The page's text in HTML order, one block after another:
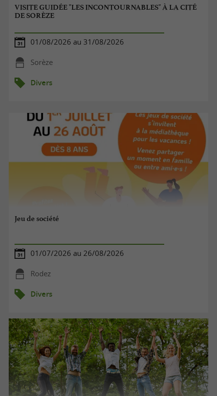
VISITE GUIDÉE "LES INCONTOURNABLES" À LA CITÉ
DE SORÈZE
01/08/2026 au 31/08/2026
Sorèze
Divers
Jeu de société
01/07/2026 au 26/08/2026
Rodez
Divers